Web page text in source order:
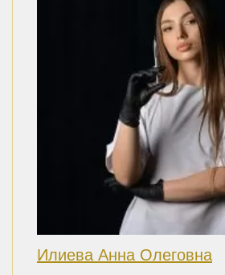
Илиева Анна Олеговна